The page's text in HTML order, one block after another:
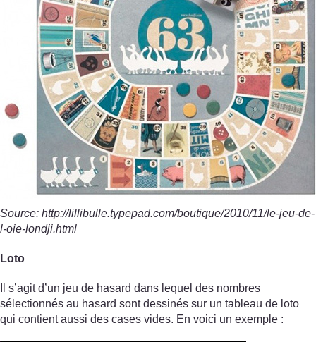
Source: http://lillibulle.typepad.com/boutique/2010/11/le-jeu-de-
l-oie-londji.html
Loto
Il s’agit d’un jeu de hasard dans lequel des nombres
sélectionnés au hasard sont dessinés sur un tableau de loto
qui contient aussi des cases vides. En voici un exemple :